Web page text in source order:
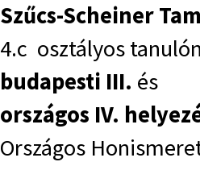
Szűcs-Scheiner
4.c osztályos
budapesti III. és
országos IV.
Országos